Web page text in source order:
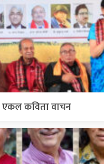
एकल कविता वाचन